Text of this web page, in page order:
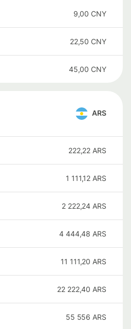
9,00 CNY
22,50 CNY
45,00 CNY
ARS
222,22 ARS
1 111,12 ARS
2 222,24 ARS
4 444,48 ARS
11 111,20 ARS
22 222,40 ARS
55 556 ARS